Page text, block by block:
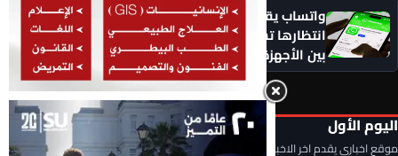
واتساب يقلب قواعد المكالمات.. 5 مزايا جديدة طال
انتظارها تشمل الاتصال من المتصفح ونقل المكالمات
بين الأجهزة
اليوم الأول
موقع اخباري يقدم اخر الاخبار المحلية والعربية والعالمية